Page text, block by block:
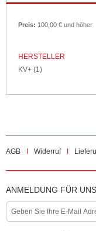
Preis: 100,00 € und höher
HERSTELLER
KV+ (1)
AGB Widerruf
ANMELDUNG FÜR